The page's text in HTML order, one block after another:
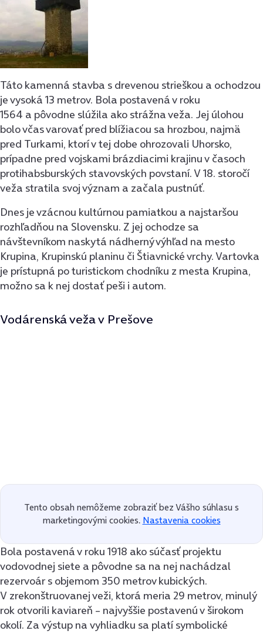
Táto kamenná stavba s drevenou strieškou a ochodzou
je vysoká 13 metrov. Bola postavená v roku
1564 a pôvodne slúžila ako strážna veža. Jej úlohou
bolo včas varovať pred blížiacou sa hrozbou, najmä
pred Turkami, ktorí v tej dobe ohrozovali Uhorsko,
prípadne pred vojskami brázdiacimi krajinu v časoch
protihabsburských stavovských povstaní. V 18. storočí
veža stratila svoj význam a začala pustnúť.
Dnes je vzácnou kultúrnou pamiatkou a najstaršou
rozhľadňou na Slovensku. Z jej ochodze sa
návštevníkom naskytá nádherný výhľad na mesto
Krupina, Krupinskú planinu či Štiavnické vrchy. Vartovka
je prístupná po turistickom chodníku z mesta Krupina,
možno sa k nej dostať peši i autom.
Vodárenská veža v Prešove
Tento obsah nemôžeme zobraziť bez Vášho súhlasu s
marketingovými cookies. Nastavenia cookies
Bola postavená v roku 1918 ako súčasť projektu
vodovodnej siete a pôvodne sa na nej nachádzal
rezervoár s objemom 350 metrov kubických.
V zrekonštruovanej veži, ktorá meria 29 metrov, minulý
rok otvorili kaviareň – najvyššie postavenú v širokom
okolí. Za výstup na vyhliadku sa platí symbolické